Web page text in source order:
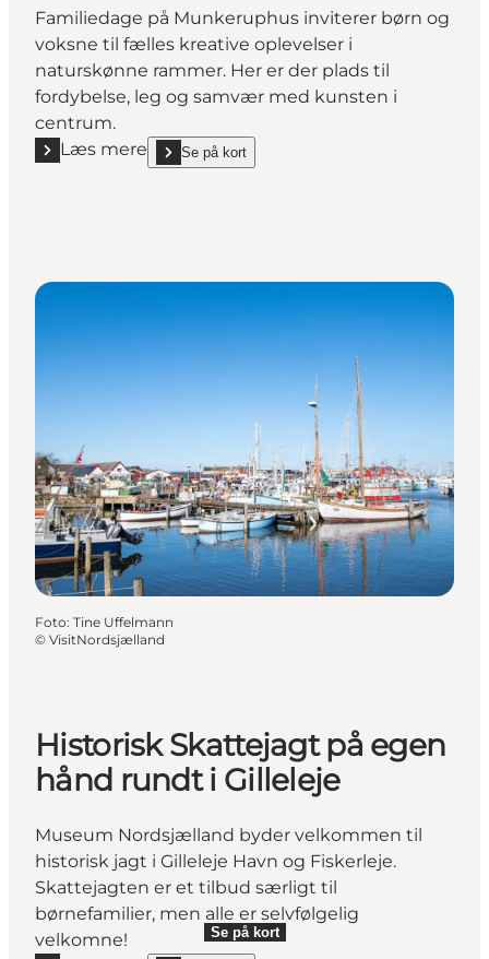
Familiedage på Munkeruphus inviterer børn og
voksne til fælles kreative oplevelser i
naturskønne rammer. Her er der plads til
fordybelse, leg og samvær med kunsten i
centrum.
Læs mere
Læs mere "Familiedage på Munkeruphus -
Se på kort
show Familiedage på Munkeruphus - Kreative
Foto: Tine Uffelmann
© VisitNordsjælland
Historisk Skattejagt på egen
hånd rundt i Gilleleje
Museum Nordsjælland byder velkommen til
historisk jagt i Gilleleje Havn og Fiskerleje.
Skattejagten er et tilbud særligt til
børnefamilier, men alle er selvfølgelig
velkomne!
Se på kort